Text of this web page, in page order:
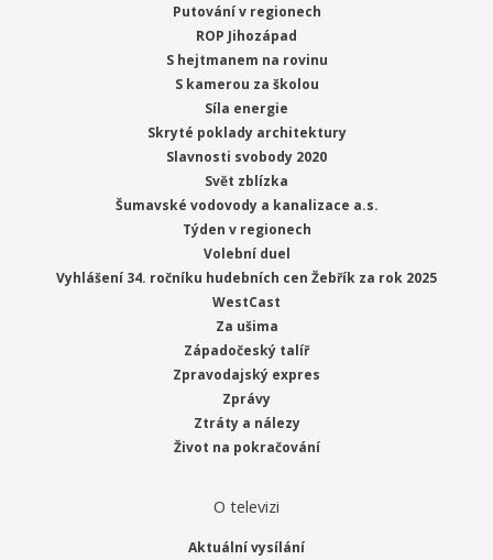
Putování v regionech
ROP Jihozápad
S hejtmanem na rovinu
S kamerou za školou
Síla energie
Skryté poklady architektury
Slavnosti svobody 2020
Svět zblízka
Šumavské vodovody a kanalizace a.s.
Týden v regionech
Volební duel
Vyhlášení 34. ročníku hudebních cen Žebřík za rok 2025
WestCast
Za ušima
Západočeský talíř
Zpravodajský expres
Zprávy
Ztráty a nálezy
Život na pokračování
O televizi
Aktuální vysílání